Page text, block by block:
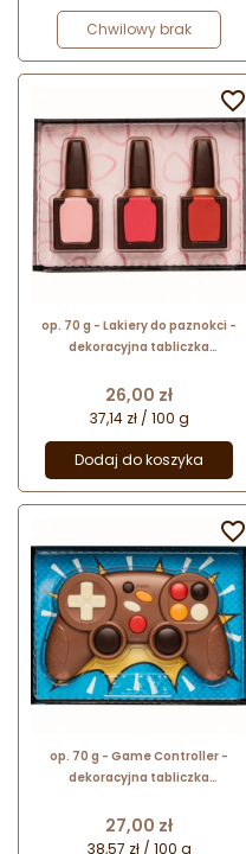
Chwilowy brak
op. 70 g - Lakiery do paznokci -
dekoracyjna tabliczka
w pudełku
Cena
26,00 zł
37,14 zł / 100 g
Dodaj do koszyka

op. 70 g - Game Controller -
dekoracyjna tabliczka
w pudełku
Cena
27,00 zł
38,57 zł / 100 g
